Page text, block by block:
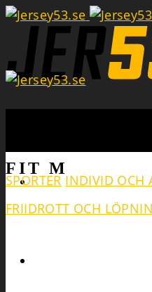
Search
FIT M
SPORTER INDIVID OCH
FRIIDROTT OCH